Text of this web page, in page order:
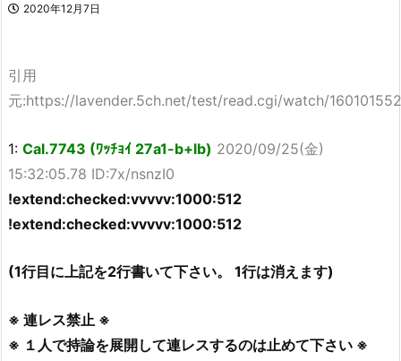
2020年12月7日
引用
元:https://lavender.5ch.net/test/read.cgi/watch/
1: Cal.7743 (ﾜｯﾁｮｲ 27a1-b+lb) 2020/09/25(金)
15:32:05.78 ID:7x/nsnzI0
!extend:checked:vvvvv:1000:512
!extend:checked:vvvvv:1000:512
(1行目に上記を2行書いて下さい。 1行は消えます)
※ 連レス禁止 ※
※ １人で持論を展開して連レスするのは止めて下さい ※